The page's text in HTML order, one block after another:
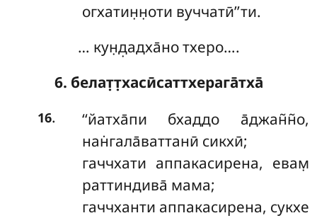
огхатин̣н̣оти вуччатӣ’’ти.
… кун̣д̣адха̄но тхеро….
6. белат̣т̣хасӣсаттхерага̄тха̄
16.
‘‘йатха̄пи бхаддо а̄джан̃н̃о,
нан̇гала̄ваттанӣ сикхӣ;
гаччхати аппакасирена, евам̣
раттиндива̄ мама;
гаччханти аппакасирена, сукхе